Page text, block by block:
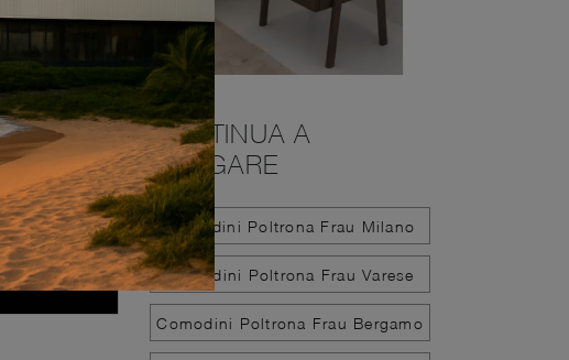
CONTINUA A
NAVIGARE
Comodini Poltrona Frau Milano
Comodini Poltrona Frau Varese
Comodini Poltrona Frau Bergamo